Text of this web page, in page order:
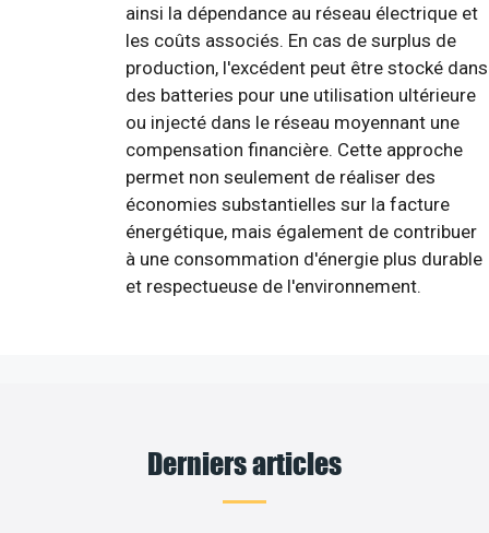
ainsi la dépendance au réseau électrique et
les coûts associés. En cas de surplus de
production, l'excédent peut être stocké dans
des batteries pour une utilisation ultérieure
ou injecté dans le réseau moyennant une
compensation financière. Cette approche
permet non seulement de réaliser des
économies substantielles sur la facture
énergétique, mais également de contribuer
à une consommation d'énergie plus durable
et respectueuse de l'environnement.
Derniers articles